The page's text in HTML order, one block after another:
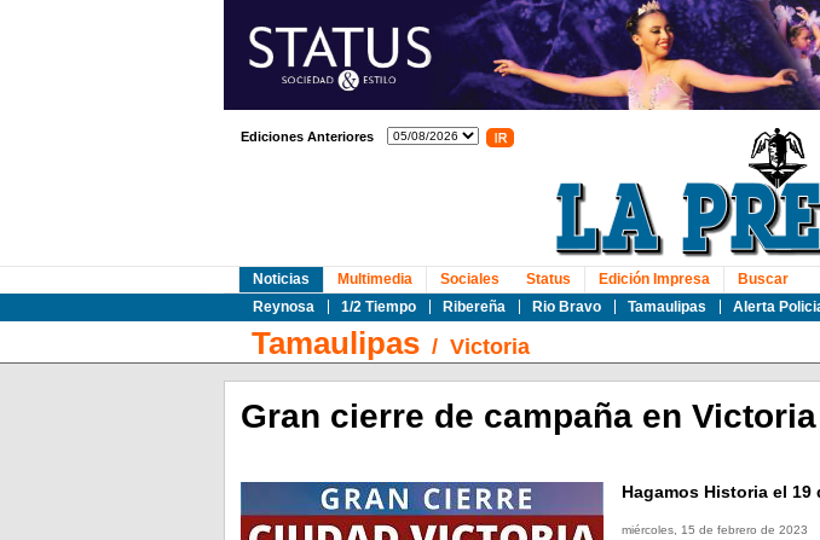
Ediciones Anteriores
Noticias
Reynosa
1/2 Tiempo Ribereña Rio Bravo Tamaulipas Alerta
Multimedia Sociales Status Edición Impresa Buscar
Tamaulipas/ Victoria
Gran cierre de campaña en Victoria
Hagamos Historia el 19
miércoles, 15 de febrero de 2023